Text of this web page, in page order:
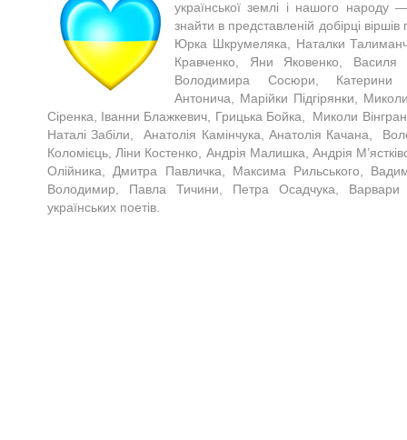
української землі і нашого народу
знайти в представленій добірці
Юрка Шкрумеляка, Наталки
Кравченко, Яни Яковенко,
Володимира Сосюри, Катерини
Антонича, Марійки Підгірянки,
Сіренка, Іванни Блажкевич, Грицька Бойка, Миколи
Наталі Забіли, Анатолія Камінчука, Анатолія Качана,
Коломієць, Ліни Костенко, Андрія Малишка, Андрія
Олійника, Дмитра Павличка, Максима Рильського,
Володимир, Павла Тичини, Петра Осадчука, Варвари
українських поетів.